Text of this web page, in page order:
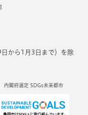
から1月3日まで）を除
内閣府選定 SDGs未来都市